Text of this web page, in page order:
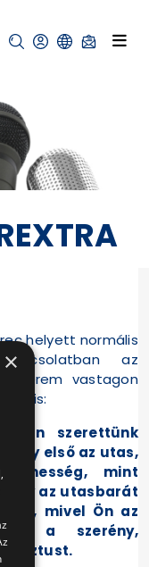
helyett normális
az
kérem vastagon
is:
szerettünk
első az utas,
mint
az utasbarát
mivel Ön az
a szerény,
gesztust.
×